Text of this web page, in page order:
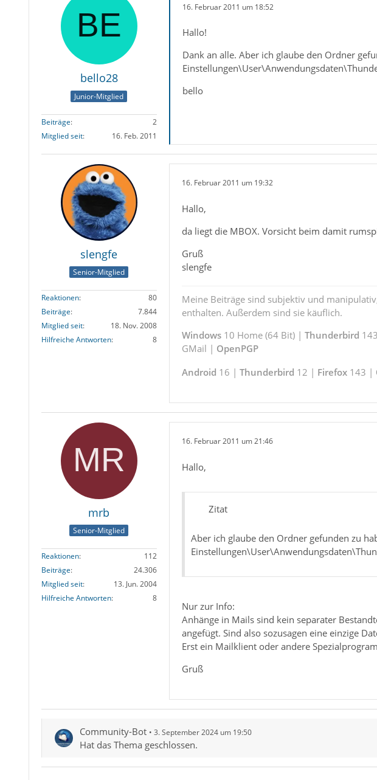
bello28
Junior-Mitglied
Beiträge
2
Mitglied seit
16. Feb. 2011
16. Februar 2011 um 18:52
Hallo!
Dank an alle. Aber ich glaube den Ordner
bello
slengfe
Senior-Mitglied
Reaktionen
80
Beiträge
7.844
Mitglied seit
18. Nov. 2008
Hilfreiche Antworten
8
16. Februar 2011 um 19:32
Hallo,
da liegt die MBOX. Vorsicht beim damit
Gruß
slengfe
Meine Beiträge sind subjektiv und
enthalten. Außerdem sind sie käuflich.
Windows10 Home (64 Bit) | Thunderbird
GMail | OpenPGP
Android 16 | Thunderbird 12 | Firefox143 |
mrb
Senior-Mitglied
Reaktionen
112
Beiträge
24.306
Mitglied seit
13. Jun. 2004
Hilfreiche Antworten
8
16. Februar 2011 um 21:46
Hallo,
Zitat
Aber ich glaube den Ordner gefunden zu
Nur zur Info:
Anhänge in Mails sind kein separater
angefügt. Sind also sozusagen eine einzige
Erst ein Mailklient oder andere
Gruß
Community-Bot 3. September 2024 um 19:50
Hat das Thema geschlossen.